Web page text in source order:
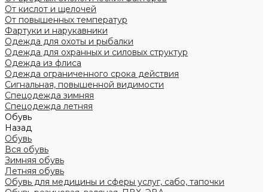
От кислот и щелочей
От повышенных температур
Фартуки и нарукавники
Одежда для охоты и рыбалки
Одежда для охранных и силовых структур
Одежда из флиса
Одежда ограниченного срока действия
Сигнальная, повышенной видимости
Спецодежда зимняя
Спецодежда летняя
Обувь
Назад
Обувь
Вся обувь
Зимняя обувь
Летняя обувь
Обувь для медицины и сферы услуг, сабо, тапочки